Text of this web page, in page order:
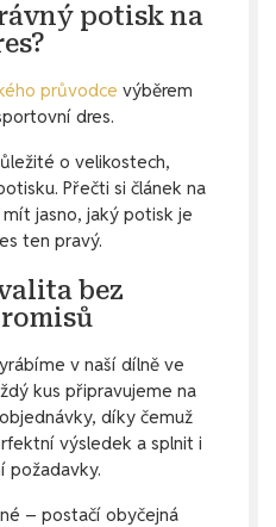
potisk na
průvodce výběrem
dres.
o velikostech,
Přečti si článek na
jasno, jaký potisk je
ten pravý.
bez
v naší dílně ve
kus připravujeme na
díky čemuž
výsledek a splnit i
požadavky.
– postačí obyčejná